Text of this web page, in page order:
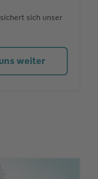
sich unser
weiter